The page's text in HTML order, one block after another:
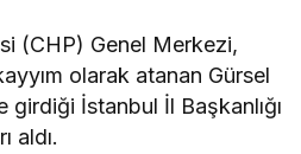
(CHP) Genel Merkezi,
olarak atanan Gürsel
girdiği İstanbul İl Başkanlığı
aldı.